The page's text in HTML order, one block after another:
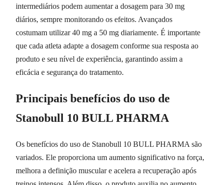
intermediários podem aumentar a dosagem para 30 mg
diários, sempre monitorando os efeitos. Avançados
costumam utilizar 40 mg a 50 mg diariamente. É importante
que cada atleta adapte a dosagem conforme sua resposta ao
produto e seu nível de experiência, garantindo assim a
eficácia e segurança do tratamento.
Principais benefícios do uso de
Stanobull 10 BULL PHARMA
Os benefícios do uso de Stanobull 10 BULL PHARMA são
variados. Ele proporciona um aumento significativo na força,
melhora a definição muscular e acelera a recuperação após